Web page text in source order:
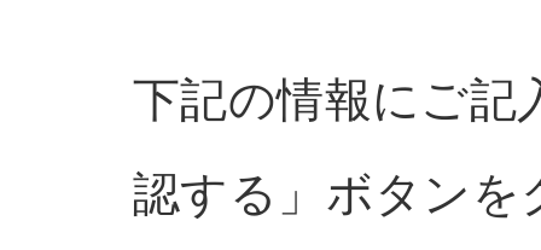
下記の情報にご記
認する」ボタンを